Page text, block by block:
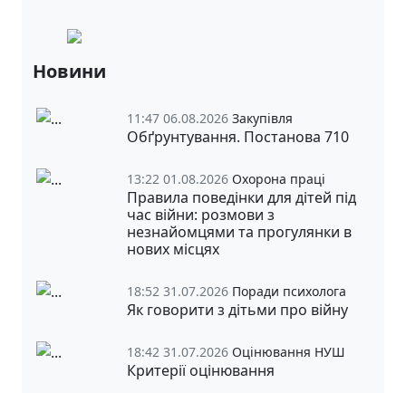
Новини
11:47 06.08.2026 Закупівля
Обґрунтування. Постанова 710
13:22 01.08.2026 Охорона праці
Правила поведінки для дітей під
час війни: розмови з
незнайомцями та прогулянки в
нових місцях
18:52 31.07.2026 Поради психолога
Як говорити з дітьми про війну
18:42 31.07.2026 Оцінювання НУШ
Критерії оцінювання